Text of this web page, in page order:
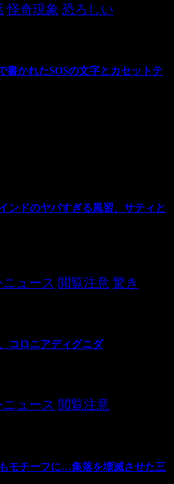
怪奇現象 恐ろしい
かれたSOSの文字とカセットテ
ンドのヤバすぎる風習、サティと
ニュース 閲覧注意 驚き
コロニアディグニダ
ニュース 閲覧注意
モチーフに…集落を壊滅させた三